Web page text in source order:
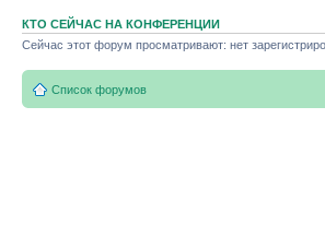
КТО СЕЙЧАС НА КОНФЕРЕНЦИИ
Сейчас этот форум просматривают: нет
Список форумов